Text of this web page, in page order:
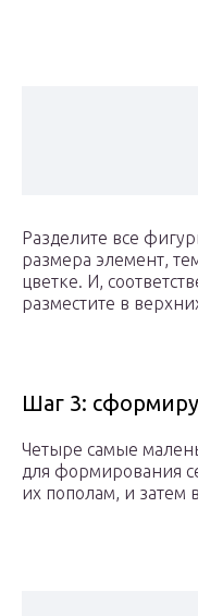
Разделите все
размера элемент,
цветке. И,
разместите в
Шаг 3:
Четыре самые
для формирования
их пополам, и затем